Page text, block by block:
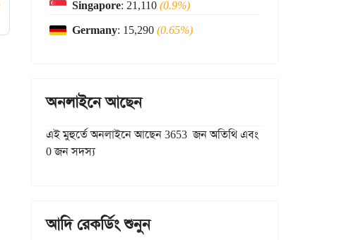
Singapore: 21,110(0.9%)
Germany: 15,290(0.65%)
অনলাইনে আছেন
এই মুহুর্তে অনলাইনে আছেন 3653 জন অতিথি এবং
0 জন সদস্য
আদি রেকর্ডিং শুনুন